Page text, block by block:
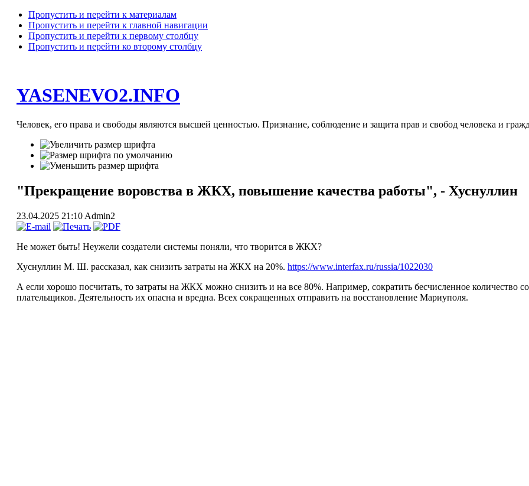
Пропустить и перейти к материалам
Пропустить и перейти к главной навигации
Пропустить и перейти к первому столбцу
Пропустить и перейти ко второму столбцу
YASENEVO2.INFO
Человек, его права и свободы являются высшей ценностью. Признание, соблюдение и защита прав и свобод человека и
"Прекращение воровства в ЖКХ, повышение качества работы", - Хуснуллин
23.04.2025 21:10 Admin2
Не может быть! Неужели создатели системы поняли, что творится в ЖКХ?
Хуснуллин М. Ш. рассказал, как снизить затраты на ЖКХ на 20%. https://www.interfax.ru/russia/1022030
А если хорошо посчитать, то затраты на ЖКХ можно снизить и на все 80%. Например, сократить бесчисленное
плательщиков. Деятельность их опасна и вредна. Всех сокращенных отправить на восстановление Мариуполя.